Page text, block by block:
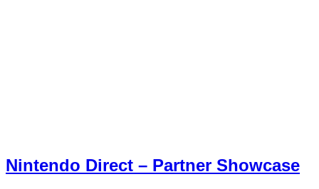
Nintendo Direct – Partner Showcase